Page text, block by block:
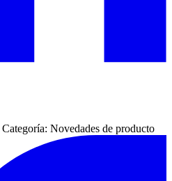
Categoría: Novedades de producto